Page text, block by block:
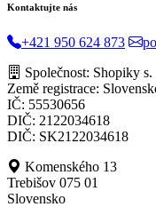
Kontaktujte nás
+421 950 624 873
Společnost: Shopiky s.
Země registrace:
IČ: 55530656
DIČ: 2122034618
DIČ: SK2122034618
Komenského 13
Trebišov 075 01
Slovensko